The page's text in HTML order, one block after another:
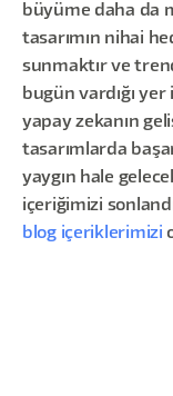
büyüme daha da
tasarımın nihai
sunmaktır ve
bugün vardığı yer
yapay zekanın
tasarımlarda
yaygın hale
içeriğimizi
blog içeriklerimizi